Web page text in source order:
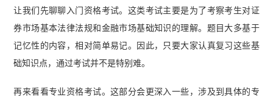
让我们先聊聊入门资格考试。这类考试主要是为了考察考生对证
券市场基本法律法规和金融市场基础知识的理解。题目大多基于
记忆性的内容，相对简单易记。因此，只要大家认真复习这些基
础知识点，通过考试并不是特别难。
再来看看专业资格考试。这部分会更深入一些，涉及到具体的专